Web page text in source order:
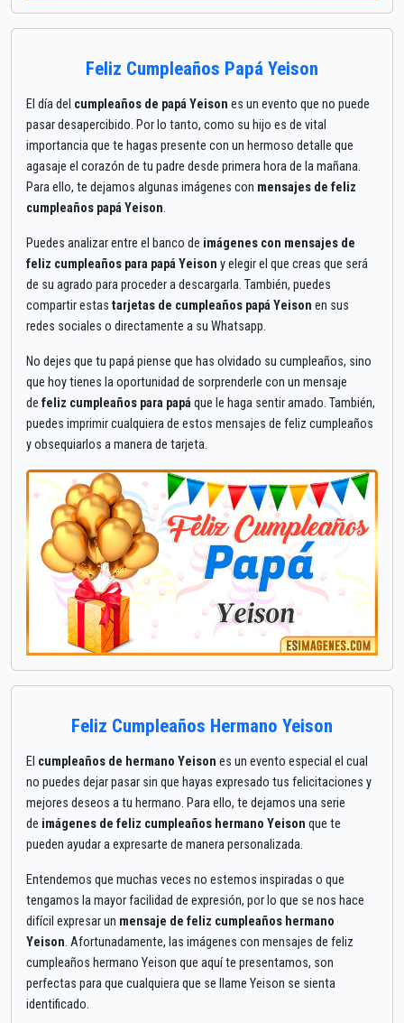
Feliz Cumpleaños Papá Yeison
El día del cumpleaños de papá Yeison es un evento que no puede
pasar desapercibido. Por lo tanto, como su hijo es de vital
importancia que te hagas presente con un hermoso detalle que
agasaje el corazón de tu padre desde primera hora de la mañana.
Para ello, te dejamos algunas imágenes con mensajes de feliz
cumpleaños papá Yeison.
Puedes analizar entre el banco de imágenes con mensajes de
feliz cumpleaños para papá Yeison y elegir el que creas que será
de su agrado para proceder a descargarla. También, puedes
compartir estas tarjetas de cumpleaños papá Yeison en sus
redes sociales o directamente a su Whatsapp.
No dejes que tu papá piense que has olvidado su cumpleaños, sino
que hoy tienes la oportunidad de sorprenderle con un mensaje
de feliz cumpleaños para papá que le haga sentir amado. También,
puedes imprimir cualquiera de estos mensajes de feliz cumpleaños
y obsequiarlos a manera de tarjeta.
Feliz Cumpleaños Hermano Yeison
El cumpleaños de hermano Yeison es un evento especial el cual
no puedes dejar pasar sin que hayas expresado tus felicitaciones y
mejores deseos a tu hermano. Para ello, te dejamos una serie
de imágenes de feliz cumpleaños hermano Yeison que te
pueden ayudar a expresarte de manera personalizada.
Entendemos que muchas veces no estemos inspiradas o que
tengamos la mayor facilidad de expresión, por lo que se nos hace
difícil expresar un mensaje de feliz cumpleaños hermano
Yeison. Afortunadamente, las imágenes con mensajes de feliz
cumpleaños hermano Yeison que aquí te presentamos, son
perfectas para que cualquiera que se llame Yeison se sienta
identificado.